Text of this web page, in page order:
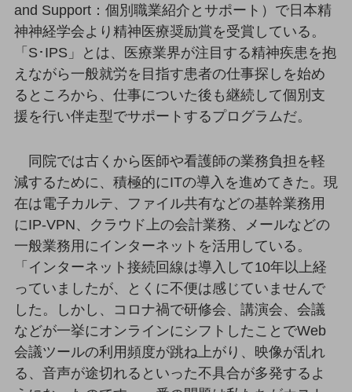
ドコモケータイ
5G対応ホームルーター
通信モジュール製品
衛星携帯電話
IOT完了済みメーカーブランド製品
料金TOP
ドコモBiz データ無制限 ドコモ MAX ドコモ mini ドコモBiz かけ放題
5Gデータプラス
データプラス
IoT向け回線料金
home5Gプラン
モバイルサービス
端末の一元管理
and Support：個別職業紹介とサポート）で日本精
神神経学会より精神医療奨励賞を受賞している。
「S･IPS」とは、医療業界が注目する精神疾患を抱
えながら一般就労を目指す患者の仕事探しを始め
るところから、仕事についた後も継続して個別支
援を行い伴走型でサポートするプログラムだ。
同院では古くから医師や看護師の業務負担を軽
減するために、積極的にITの導入を進めてきた。現
在は電子カルテ、ファイル共有などの基幹業務用
にIP-VPN、クラウド上の会計業務、メールなどの
一般業務用にインターネットを活用している。
「インターネット接続回線は導入して10年以上経
っていましたが、とくに不便は感じていませんで
した。しかし、コロナ禍で研修会、講演会、会議
などが一挙にオンラインにシフトしたことでWeb
会議ツールの利用頻度が跳ね上がり、映像が乱れ
る、音声が途切れるといった不具合が多発するよ